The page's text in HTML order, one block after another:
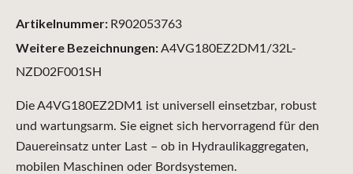
Die A4VG180EZ2DM1 ist universell einsetzbar, robust
und wartungsarm. Sie eignet sich hervorragend für den
Dauereinsatz unter Last – ob in Hydraulikaggregaten,
mobilen Maschinen oder Bordsystemen.
Weitere Bezeichnungen:A4VG180EZ2DM1/32L-
NZD02F001SH
Artikelnummer: R902053763